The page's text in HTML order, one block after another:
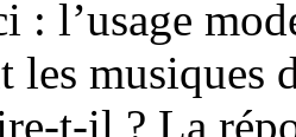
: l’usage
les musiques
t-il ? La